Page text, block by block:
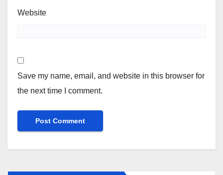
Website
Save my name, email, and website in this browser for
the next time I comment.